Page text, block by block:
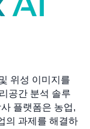
위성 이미지를
공간 분석 솔루
플랫폼은 농업,
의 과제를 해결하